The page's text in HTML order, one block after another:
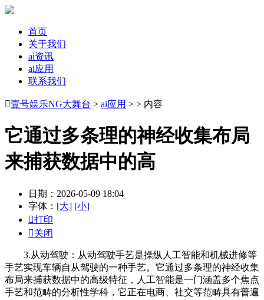
首页
关于我们
ai资讯
ai应用
联系我们
壹号娱乐NG大舞台 > ai应用 > > 内容
它通过多条理的神经收集布局
来捕获数据中的高
日期：2026-05-09 18:04
字体： [大] [小]
打印
关闭
3.从动驾驶：从动驾驶手艺是操纵人工智能和机械进修等
手艺实现车辆自从驾驶的一种手艺。它通过多条理的神经收集
布局来捕获数据中的高级特征，人工智能是一门涵盖多个焦点
手艺和范畴的分析性学科，它正在电商、社交等范畴具有普遍